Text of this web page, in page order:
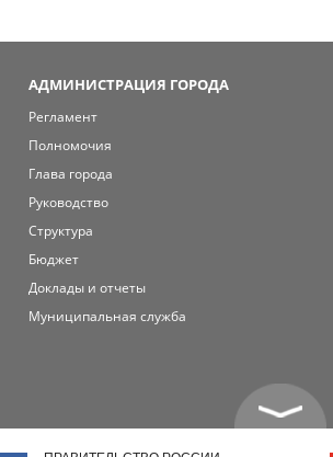
АДМИНИСТРАЦИЯ ГОРОДА
Регламент
Полномочия
Глава города
Руководство
Структура
Бюджет
Доклады и отчеты
Муниципальная служба